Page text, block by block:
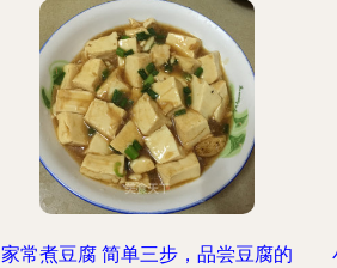
家常煮豆腐 简单三步，品尝豆腐的